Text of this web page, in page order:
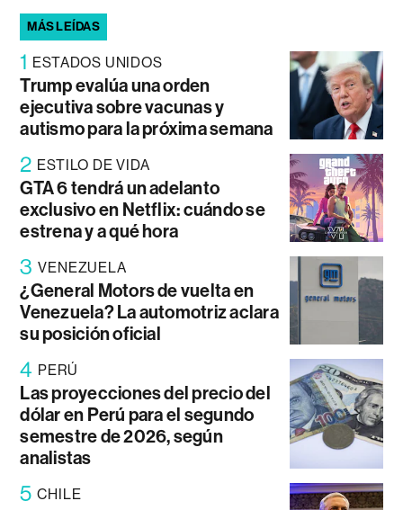
MÁS LEÍDAS
1 ESTADOS UNIDOS
Trump evalúa una orden
ejecutiva sobre vacunas y
autismo para la próxima semana
2 ESTILO DE VIDA
GTA 6 tendrá un adelanto
exclusivo en Netflix: cuándo se
estrena y a qué hora
3 VENEZUELA
¿General Motors de vuelta en
Venezuela? La automotriz aclara
su posición oficial
4 PERÚ
Las proyecciones del precio del
dólar en Perú para el segundo
semestre de 2026, según
analistas
5 CHILE